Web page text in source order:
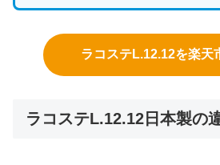
ラコステL.12.12を楽天
ラコステL.12.12日本製の